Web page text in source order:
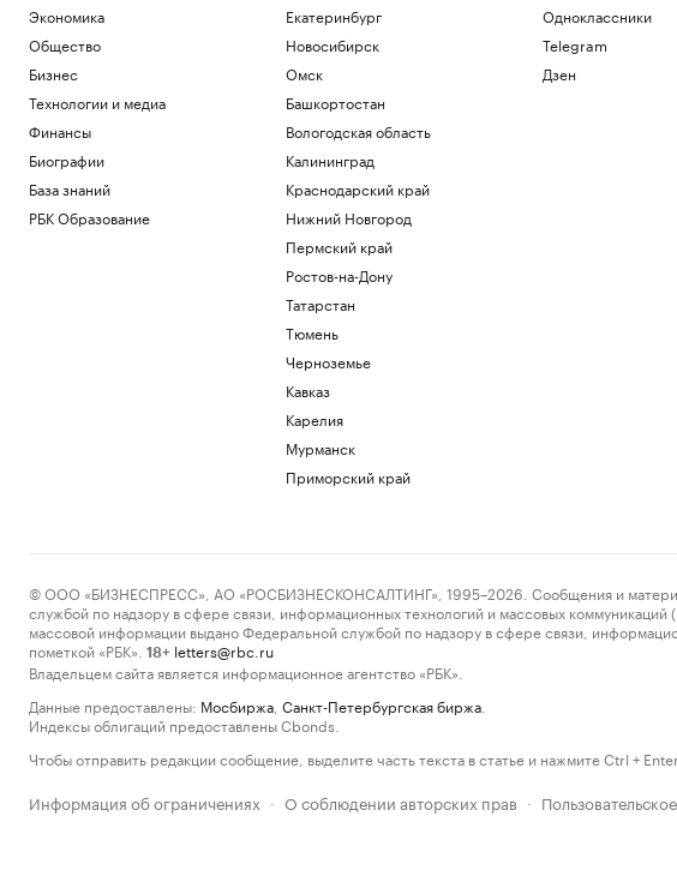
Экономика
Общество
Бизнес
Технологии и медиа
Финансы
Биографии
База знаний
РБК Образование
Екатеринбург
Новосибирск
Омск
Башкортостан
Вологодская область
Калининград
Краснодарский край
Нижний Новгород
Пермский край
Ростов-на-Дону
Татарстан
Тюмень
Черноземье
Кавказ
Карелия
Мурманск
Приморский край
Одноклассники
Telegram
Дзен
© ООО «БИЗНЕСПРЕСС», АО «РОСБИЗНЕСКОНСАЛТИНГ», 1995–2026. Сообщения и
службой по надзору в сфере связи, информационных технологий и массовых
массовой информации выдано Федеральной службой по надзору в сфере связи,
пометкой «РБК».
18+ letters@rbc.ru
Владельцем сайта является информационное агентство «РБК».
Данные предоставлены: Мосбиржа Санкт-Петербургская биржа
Индексы облигаций предоставлены Cbonds.
Чтобы отправить редакции сообщение, выделите часть текста в статье и нажмите Ctrl + Enter
Информация об ограничениях · О соблюдении авторских прав ·